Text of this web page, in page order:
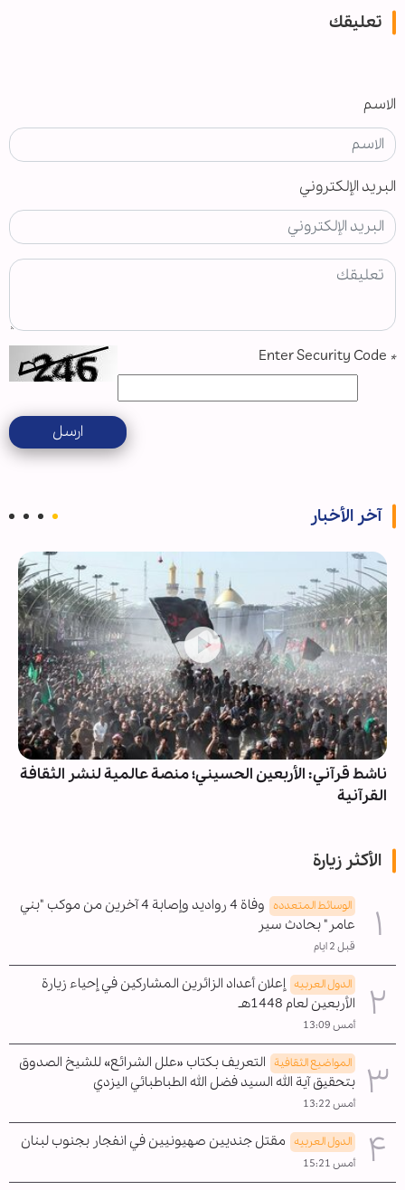
تعليقك
الاسم
البريد الإلكتروني
*
ارسل
آخر الأخبار
ناشط قرآني: الأربعين الحسيني؛ منصة عالمية لنشر الثقافة
القرآنية
الأكثر زيارة
الوسائط المتعدده
وفاة 4 رواديد وإصابة 4 آخرين من موكب "بني
عامر" بحادث سير
قبل 2 ايام
الدول العربیه إعلان أعداد الزائرين المشاركين في إحياء زيارة
الأربعين لعام 1448هـ
أمس 13:09
المواضیع الثقافية التعريف بكتاب «علل الشرائع» للشيخ الصدوق
بتحقيق آية الله السيد فضل الله الطباطبائي اليزدي
أمس 13:22
الدول العربیه مقتل جنديين صهيونيين في انفجار بجنوب لبنان
أمس 15:21